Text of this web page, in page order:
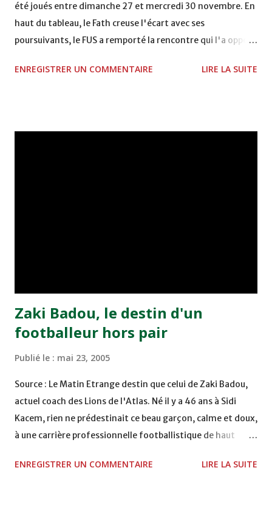
été joués entre dimanche 27 et mercredi 30 novembre. En
haut du tableau, le Fath creuse l'écart avec ses
poursuivants, le FUS a remporté la rencontre qui l'a opposé
2, Badr Kachani a ouvert la marque à la 38e pour les
ENREGISTRER UN COMMENTAIRE LIRE LA SUITE
Zaki Badou, le destin d'un
footballeur hors pair
Publié le : mai 23, 2005
Source : Le Matin Etrange destin que celui de Zaki Badou,
actuel coach des Lions de l'Atlas. Né il y a 46 ans à Sidi
Kacem, rien ne prédestinait ce beau garçon, calme et doux,
à une carrière professionnelle footballistique de haut
également féru des armes, le jeune Zaki aura sa première
ENREGISTRER UN COMMENTAIRE LIRE LA SUITE